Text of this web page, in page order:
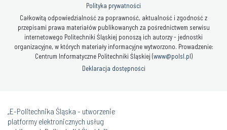
Polityka prywatności
Całkowitą odpowiedzialność za poprawność, aktualność i zgodność z
przepisami prawa materiałów publikowanych za pośrednictwem serwisu
internetowego Politechniki Śląskiej ponoszą ich autorzy - jednostki
organizacyjne, w których materiały informacyjne wytworzono. Prowadzenie:
Centrum Informatyczne Politechniki Śląskiej (www@polsl.pl)
Deklaracja dostępności
„E-Politechnika Śląska - utworzenie
platformy elektronicznych usług